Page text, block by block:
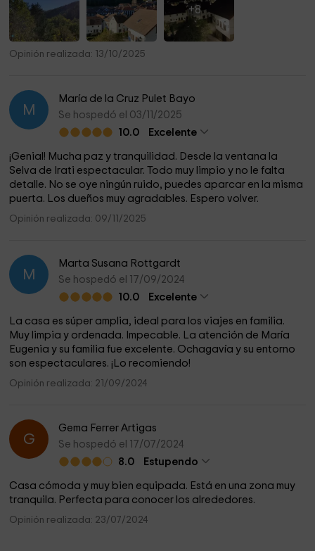
+8
Opinión realizada: 13/10/2025
M
María de la Cruz Pulet Bayo
Se hospedó el 03/11/2025
10.0
Excelente
¡Genial! Mucha paz y tranquilidad. Desde la ventana la
Selva de Irati espectacular. Todo muy limpio y no le falta
detalle. No se oye ningún ruido, puedes aparcar en la misma
puerta. Los dueños muy agradables. Espero volver.
Opinión realizada: 09/11/2025
M
Marta Susana Rottgardt
Se hospedó el 17/09/2024
10.0
Excelente
La casa es súper amplia, ideal para los viajes en familia.
Muy limpia y ordenada. Impecable. La atención de María
Eugenia y su familia fue excelente. Ochagavía y su entorno
son espectaculares. ¡Lo recomiendo!
Opinión realizada: 21/09/2024
G
Gema Ferrer Artigas
Se hospedó el 17/07/2024
8.0
Estupendo
Casa cómoda y muy bien equipada. Está en una zona muy
tranquila. Perfecta para conocer los alrededores.
Opinión realizada: 23/07/2024